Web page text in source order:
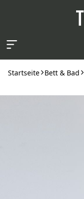
Startseite Bett & Bad